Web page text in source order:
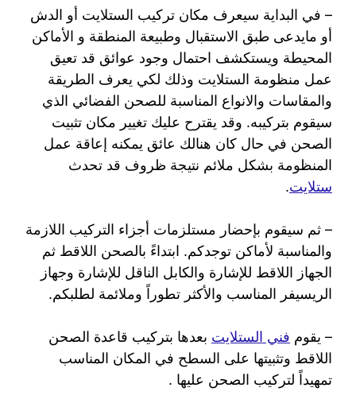
– في البداية سيعرف مكان تركيب الستلايت أو الدش
أو مايدعى طبق الاستقبال وطبيعة المنطقة و الأماكن
المحيطة ويستكشف احتمال وجود عوائق قد تعيق
عمل منظومة الستلايت وذلك لكي يعرف الطريقة
والمقاسات والانواع المناسبة للصحن الفضائي الذي
سيقوم بتركيبه. وقد يقترح عليك تغيير مكان تثبيت
الصحن في حال كان هنالك عائق يمكنه إعاقة عمل
المنظومة بشكل ملائم نتيجة ظروف قد تحدث
ستلايت.
– ثم سيقوم بإحضار مستلزمات أجزاء التركيب اللازمة
والمناسبة لأماكن توجدكم. ابتداءً بالصحن اللاقط ثم
الجهاز اللاقط للإشارة والكابل الناقل للإشارة وجهاز
الريسيفر المناسب والأكثر تطوراً وملائمة لطلبكم.
– يقوم فني الستلايت بعدها بتركيب قاعدة الصحن
اللاقط وتثبيتها على السطح في المكان المناسب
تمهيداً لتركيب الصحن عليها .